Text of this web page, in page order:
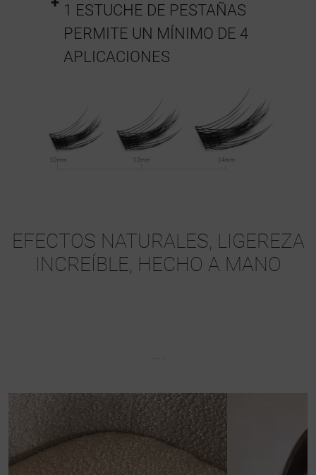
1 ESTUCHE DE PESTAÑAS
PERMITE UN MÍNIMO DE 4
APLICACIONES
EFECTOS NATURALES, LIGEREZA
INCREÍBLE, HECHO A MANO